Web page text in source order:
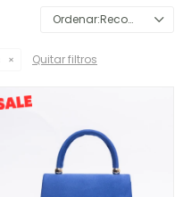
Recomendados
Quitar filtros